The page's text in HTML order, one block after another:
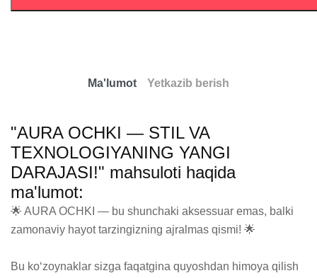
Ma'lumot Yetkazib berish
"AURA OCHKI — STIL VA
TEXNOLOGIYANING YANGI
DARAJASI!" mahsuloti haqida
ma'lumot:
🌟 AURA OCHKI — bu shunchaki aksessuar emas, balki
zamonaviy hayot tarzingizning ajralmas qismi! 🌟
Bu ko‘zoynaklar sizga faqatgina quyoshdan himoya qilish